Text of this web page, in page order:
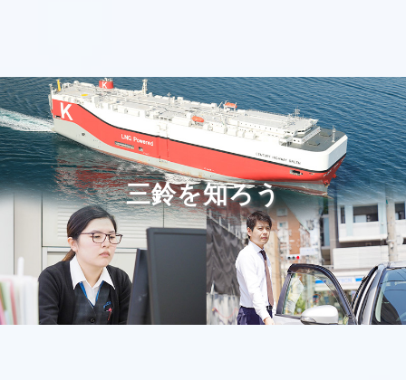
2024年11月12日付、ISO14001認証を取得しました。
継続活動を行ってきたISO9001（品質マネジメントシステ
ム）からISO14001（環境マネジメントシステム）へ移行
となります。
2024.06.03 ニュース
５月２７日開催の弊社 第７５期定時株主総会におきまし
て、取締役５名は５月３１日の時をもって任期満了となり
ました。また、新たに取締役５名が選任され、令和６年６
月１日付にて就任いたしました。
三鈴を知ろう